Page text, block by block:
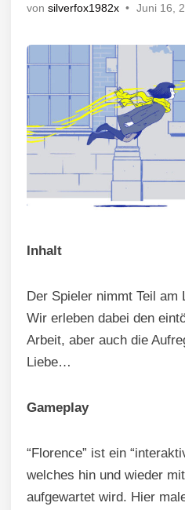
von silverfox1982x • Juni 16,
Inhalt
Der Spieler nimmt Teil am
Wir erleben dabei den
Arbeit, aber auch die
Liebe…
Gameplay
“Florence” ist ein
welches hin und wieder
aufgewartet wird. Hier